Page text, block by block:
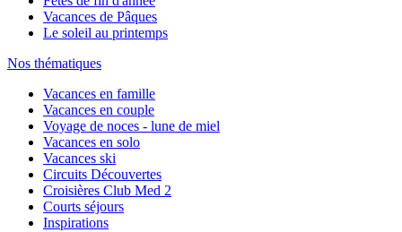
Vacances de Pâques
Le soleil au printemps
Nos thématiques
Vacances en famille
Vacances en couple
Voyage de noces - lune de miel
Vacances en solo
Vacances ski
Circuits Découvertes
Croisières Club Med 2
Courts séjours
Inspirations